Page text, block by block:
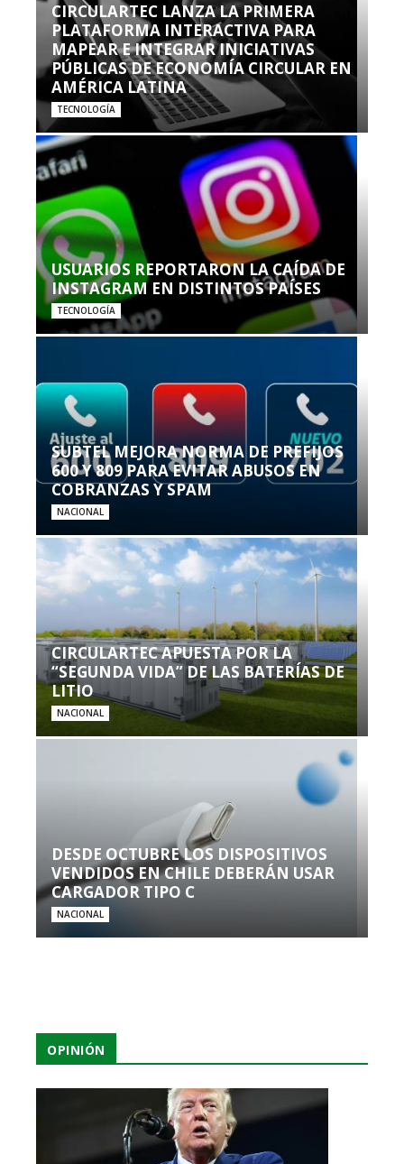
CIRCULARTEC LANZA LA PRIMERA
PLATAFORMA INTERACTIVA PARA
MAPEAR E INTEGRAR INICIATIVAS
PÚBLICAS DE ECONOMÍA CIRCULAR EN
AMÉRICA LATINA
TECNOLOGÍA
USUARIOS REPORTARON LA CAÍDA DE
INSTAGRAM EN DISTINTOS PAÍSES
TECNOLOGÍA
SUBTEL MEJORA NORMA DE PREFIJOS
600 Y 809 PARA EVITAR ABUSOS EN
COBRANZAS Y SPAM
NACIONAL
CIRCULARTEC APUESTA POR LA
“SEGUNDA VIDA” DE LAS BATERÍAS DE
LITIO
NACIONAL
DESDE OCTUBRE LOS DISPOSITIVOS
VENDIDOS EN CHILE DEBERÁN USAR
CARGADOR TIPO C
NACIONAL
OPINIÓN